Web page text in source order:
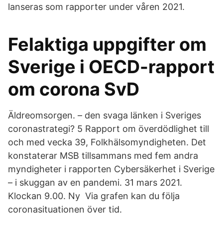
lanseras som rapporter under våren 2021.
Felaktiga uppgifter om
Sverige i OECD-rapport
om corona SvD
Äldreomsorgen. – den svaga länken i Sveriges
coronastrategi? 5 Rapport om överdödlighet till
och med vecka 39, Folkhälsomyndigheten. Det
konstaterar MSB tillsammans med fem andra
myndigheter i rapporten Cybersäkerhet i Sverige
– i skuggan av en pandemi. 31 mars 2021.
Klockan 9.00. Ny Via grafen kan du följa
coronasituationen över tid.